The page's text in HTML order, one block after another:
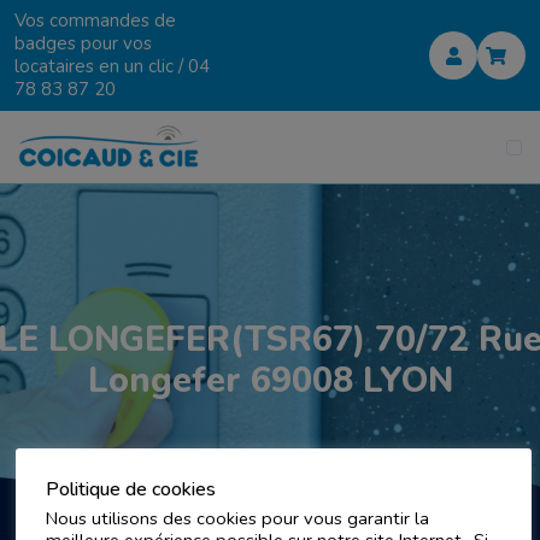
Vos commandes de
badges pour vos
locataires en un clic /04
78 83 87 20
LONGEFER(TSR67) 70/72
Longefer 69008 LYON
Politique de cookies
Nous utilisons des cookies pour vous garantir la